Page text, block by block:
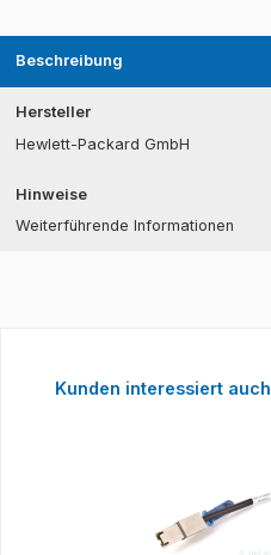
Beschreibung
Hersteller
Hewlett-Packard GmbH
Hinweise
Weiterführende Informationen
Produktgalerie überspringen
Kunden interessiert auch